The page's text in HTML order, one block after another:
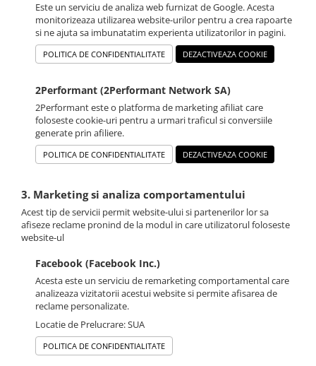
Este un serviciu de analiza web furnizat de Google. Acesta
monitorizeaza utilizarea website-urilor pentru a crea rapoarte
si ne ajuta sa imbunatatim experienta utilizatorilor in pagini.
POLITICA DE CONFIDENTIALITATE DEZACTIVEAZA COOKIE
2Performant (2Performant Network SA)
2Performant este o platforma de marketing afiliat care
foloseste cookie-uri pentru a urmari traficul si conversiile
generate prin afiliere.
POLITICA DE CONFIDENTIALITATE DEZACTIVEAZA COOKIE
3. Marketing si analiza comportamentului
Acest tip de servicii permit website-ului si partenerilor lor sa
afiseze reclame pronind de la modul in care utilizatorul foloseste
website-ul
Facebook (Facebook Inc.)
Acesta este un serviciu de remarketing comportamental care
analizeaza vizitatorii acestui website si permite afisarea de
reclame personalizate.
Locatie de Prelucrare: SUA
POLITICA DE CONFIDENTIALITATE